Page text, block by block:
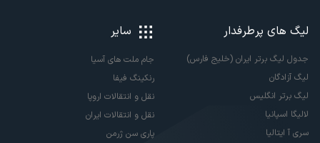
لیگ های پرطرفدار
جدول لیگ برتر ایران (خلیج فارس)
لیگ آزادگان
لیگ برتر انگلیس
لالیگا اسپانیا
سری آ ایتالیا
سایر
جام ملت های آسیا
رنکینگ فیفا
نقل و انتقالات اروپا
نقل و انتقالات ایران
پاری سن ژرمن